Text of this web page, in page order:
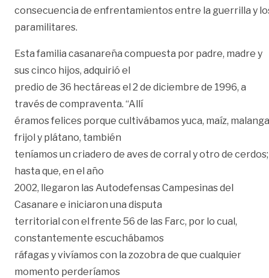
consecuencia de enfrentamientos entre la guerrilla y
paramilitares.
Esta familia casanareña compuesta por padre, madre y
sus cinco hijos, adquirió el
predio de 36 hectáreas el 2 de diciembre de 1996, a
través de compraventa. “Allí
éramos felices porque cultivábamos yuca, maíz,
frijol y plátano, también
teníamos un criadero de aves de corral y otro de cerdos;
hasta que, en el año
2002, llegaron las Autodefensas Campesinas del
Casanare e iniciaron una disputa
territorial con el frente 56 de las Farc, por lo cual,
constantemente escuchábamos
ráfagas y vivíamos con la zozobra de que cualquier
momento perderíamos